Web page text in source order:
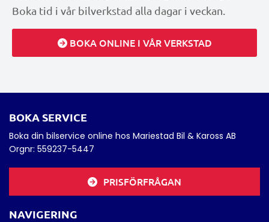
Boka tid i vår bilverkstad alla dagar i veckan.
BOKA ONLINE I VÅR VERKSTAD
BOKA SERVICE
Boka din bilservice online hos Mariestad Bil & Kaross AB
Orgnr: 559237-5447
PRISFÖRFRÅGAN
NAVIGERING